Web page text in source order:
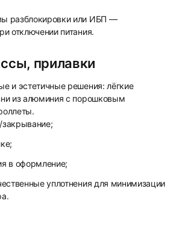
разблокировки или ИБП —
отключении питания.
прилавки
и эстетичные решения: лёгкие
из алюминия с порошковым
в оформление;
уплотнения для минимизации